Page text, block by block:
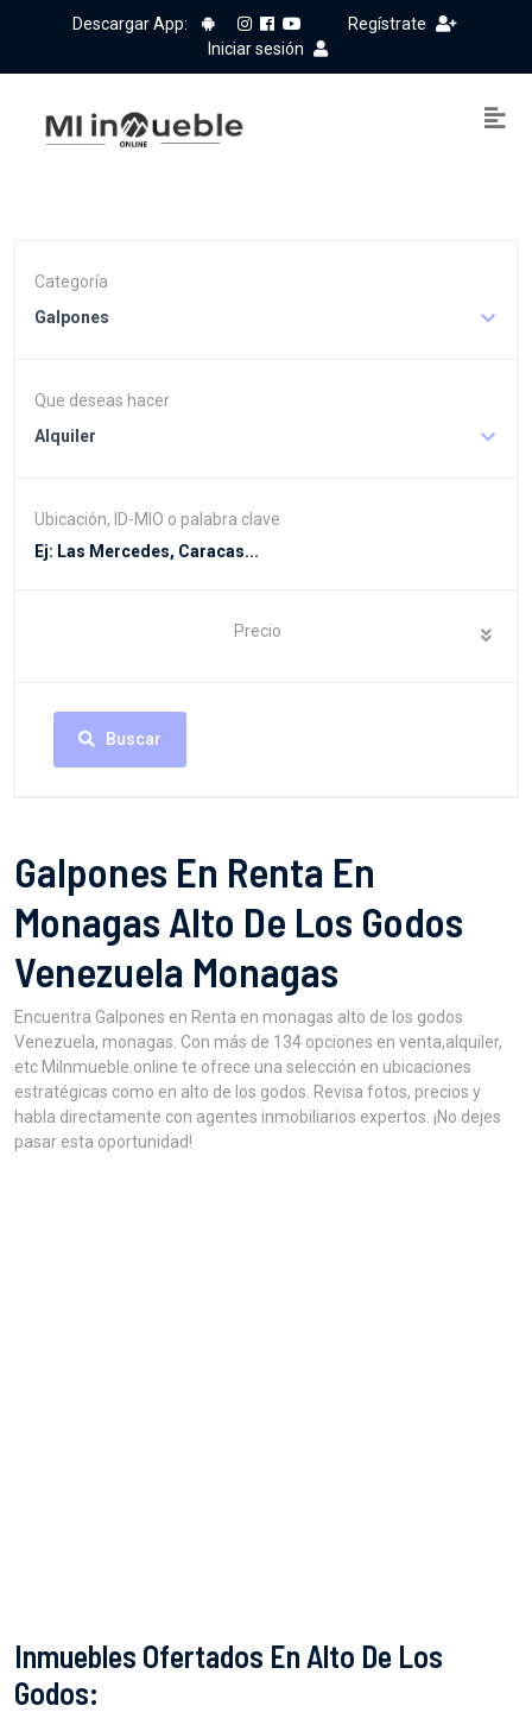
Descargar App:
Regístrate
Iniciar sesión
Categoría
Galpones
Que deseas hacer
Alquiler
Ubicación, ID-MIO o palabra clave
Precio
Buscar
Galpones En Renta En
Monagas Alto De Los Godos
Venezuela Monagas
Encuentra Galpones en Renta en monagas alto de los godos
Venezuela, monagas. Con más de 134 opciones en venta,alquiler,
etc MiInmueble.online te ofrece una selección en ubicaciones
estratégicas como en alto de los godos. Revisa fotos, precios y
habla directamente con agentes inmobiliarios expertos. ¡No dejes
pasar esta oportunidad!
Inmuebles Ofertados En Alto De Los
Godos: